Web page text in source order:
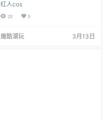
红人cos
20 0
魔酷潮玩 3月13日